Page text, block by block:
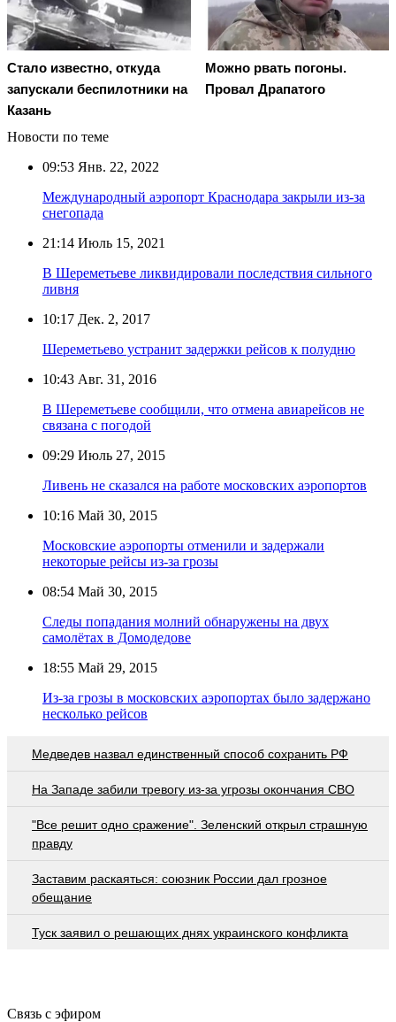
Стало известно, откуда
запускали беспилотники на
Казань
Можно рвать погоны.
Провал Драпатого
Новости по теме
09:53 Янв. 22, 2022
Международный аэропорт Краснодара закрыли из-за
снегопада
21:14 Июль 15, 2021
В Шереметьеве ликвидировали последствия сильного
ливня
10:17 Дек. 2, 2017
Шереметьево устранит задержки рейсов к полудню
10:43 Авг. 31, 2016
В Шереметьеве сообщили, что отмена авиарейсов не
связана с погодой
09:29 Июль 27, 2015
Ливень не сказался на работе московских аэропортов
10:16 Май 30, 2015
Московские аэропорты отменили и задержали
некоторые рейсы из-за грозы
08:54 Май 30, 2015
Следы попадания молний обнаружены на двух
самолётах в Домодедове
18:55 Май 29, 2015
Из-за грозы в московских аэропортах было задержано
несколько рейсов
Медведев назвал единственный способ сохранить РФ
На Западе забили тревогу из-за угрозы окончания СВО
"Все решит одно сражение". Зеленский открыл страшную
правду
Заставим раскаяться: союзник России дал грозное
обещание
Туск заявил о решающих днях украинского конфликта
Связь с эфиром